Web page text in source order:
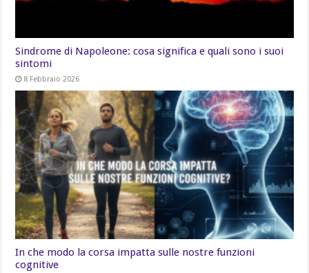
Sindrome di Napoleone: cosa significa e quali sono i suoi
sintomi
8 Febbraio 2026
In che modo la corsa impatta sulle nostre funzioni
cognitive